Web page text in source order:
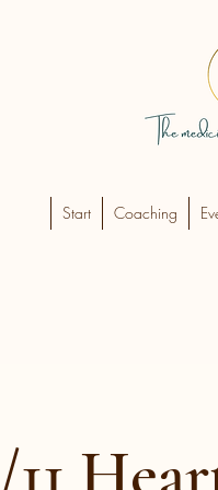
Start Coaching